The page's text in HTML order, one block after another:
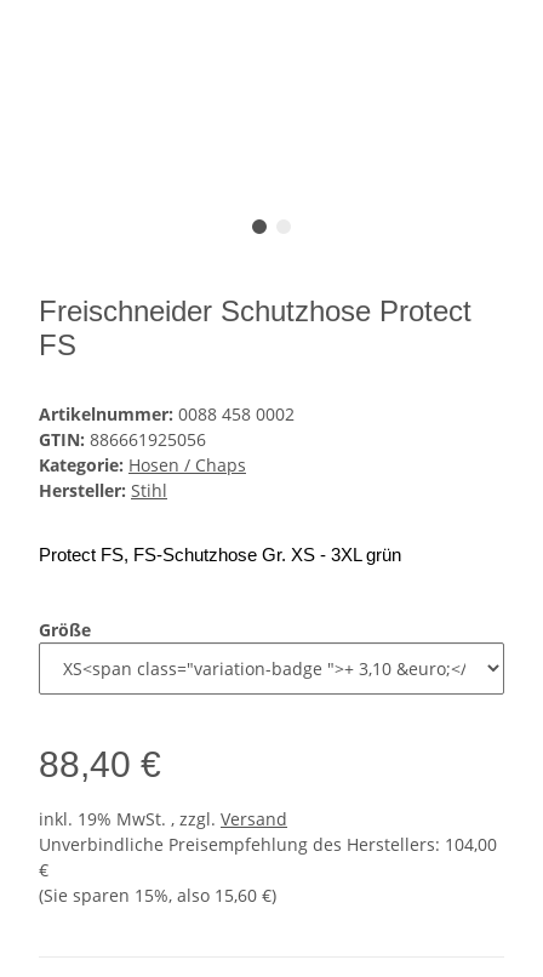
Freischneider Schutzhose Protect
FS
Artikelnummer: 0088 458 0002
GTIN: 886661925056
Kategorie: Hosen / Chaps
Hersteller: Stihl
Protect FS, FS-Schutzhose Gr. XS - 3XL grün
Größe
88,40 €
inkl. 19% MwSt. , zzgl. Versand
Unverbindliche Preisempfehlung des Herstellers: 104,00
€
(Sie sparen 15%, also 15,60 €)